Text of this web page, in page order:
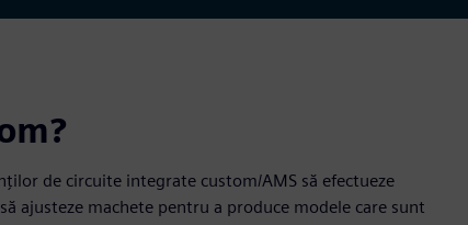
de circuite integrate custom/AMS să efectueze
ajusteze machete pentru a produce modele care sunt